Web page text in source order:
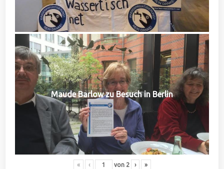
Maude Barlow zu Besuch in Berlin
« ‹ von 2 › »